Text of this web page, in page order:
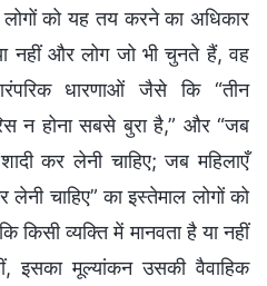
को यह तय करने का अधिकार
नहीं और लोग जो भी चुनते हैं, वह
धारणाओं जैसे कि “तीन
न होना सबसे बुरा है,” और “जब
कर लेनी चाहिए; जब महिलाएँ
चाहिए” का इस्तेमाल लोगों को
किसी व्यक्ति में मानवता है या नहीं
इसका मूल्यांकन उसकी वैवाहिक